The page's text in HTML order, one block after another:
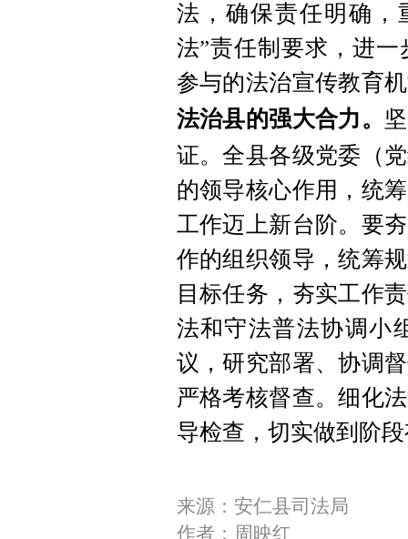
法，确保责任明确，
法”责任制要求，进
参与的法治宣传教育
法治县的强大合力。
证。全县各级党委（
的领导核心作用，统
工作迈上新台阶。要
作的组织领导，统筹
目标任务，夯实工作
法和守法普法协调小
议，研究部署、协调
严格考核督查。细化
导检查，切实做到阶
来源：安仁县司法局
作者：周映红